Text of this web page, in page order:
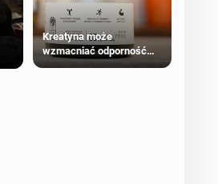
Kreatyna może
wzmacniać odporność
przeciw nowotworom